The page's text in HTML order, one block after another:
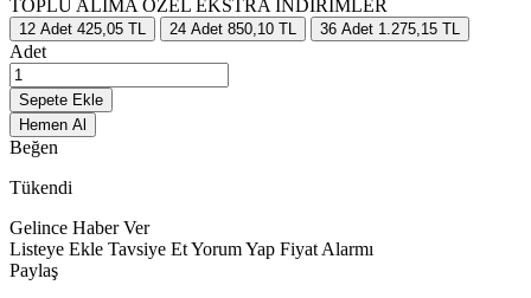
TOPLU ALIMA ÖZEL EKSTRA İNDİRİMLER
12 Adet 425,05 TL 24 Adet 850,10 TL 36 Adet 1.275,15 TL
Adet
Sepete Ekle
Hemen Al
Beğen
Tükendi
Gelince Haber Ver
Listeye Ekle Tavsiye EtYorum Yap Fiyat Alarmı
Paylaş